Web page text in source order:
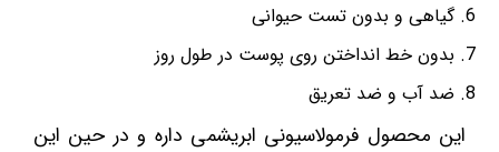
گیاهی و بدون تست حیوانی
بدون خط انداختن روی پوست در طول روز
ضد آب و ضد تعریق
این محصول فرمولاسیونی ابریشمی داره و در حین این